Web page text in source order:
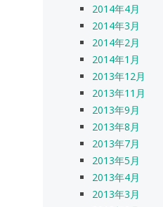
2014年4月
2014年3月
2014年2月
2014年1月
2013年12月
2013年11月
2013年9月
2013年8月
2013年7月
2013年5月
2013年4月
2013年3月